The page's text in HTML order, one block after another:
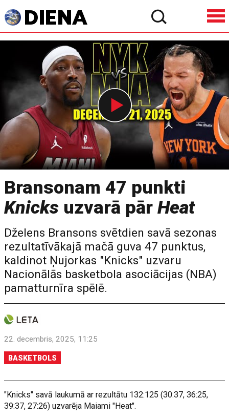
Bransonam 47 punkti
Knicks uzvarā pārHeat
Dželens Bransons svētdien savā sezonas
rezultatīvākajā mačā guva 47 punktus,
kaldinot Ņujorkas "Knicks" uzvaru
Nacionālās basketbola asociācijas (NBA)
pamatturnīra spēlē.
22. decembris, 2025, 11:25
BASKETBOLS
"Knicks" savā laukumā ar rezultātu 132:125 (30:37, 36:25,
39:37, 27:26) uzvarēja Maiami "Heat".